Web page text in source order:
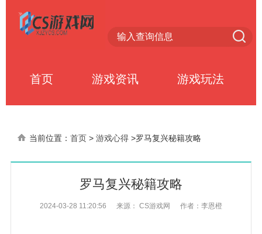
首页 游戏资讯 游戏玩法
当前位置： 首页 > 游戏心得 >罗马复兴秘籍攻略
罗马复兴秘籍攻略
2024-03-28 11:20:56 来源： CS游戏网 作者：李恩橙